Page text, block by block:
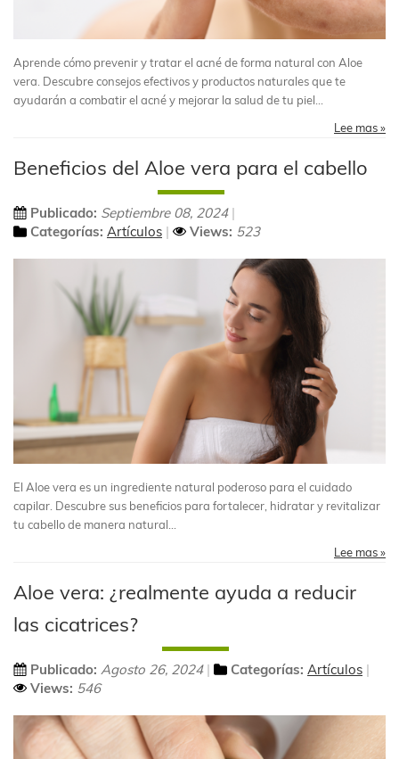
Aprende cómo prevenir y tratar el acné de forma natural con Aloe
vera. Descubre consejos efectivos y productos naturales que te
ayudarán a combatir el acné y mejorar la salud de tu piel...
Lee mas »
Beneficios del Aloe vera para el cabello
Publicado: Septiembre 08, 2024
Categorías: Artículos Views: 523
El Aloe vera es un ingrediente natural poderoso para el cuidado
capilar. Descubre sus beneficios para fortalecer, hidratar y revitalizar
tu cabello de manera natural...
Lee mas »
Aloe vera: ¿realmente ayuda a reducir
las cicatrices?
Publicado: Agosto 26, 2024 Categorías: Artículos
Views: 546